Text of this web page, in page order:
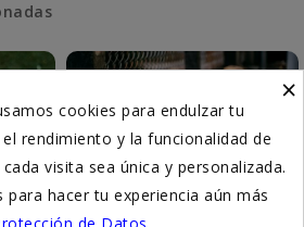
×
cookies para endulzar tu
rendimiento y la funcionalidad de
visita sea única y personalizada.
para hacer tu experiencia aún más